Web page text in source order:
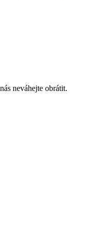
neváhejte obrátit.